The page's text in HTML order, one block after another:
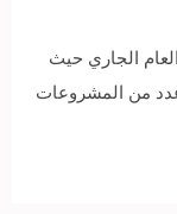
الجاري حيث
عدد من المشروعات